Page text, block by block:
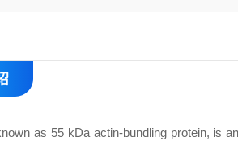
as 55 kDa actin-bundling protein, is